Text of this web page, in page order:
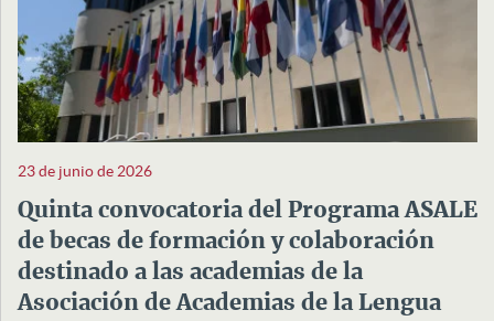
23 de junio de 2026
Quinta convocatoria del Programa ASALE
de becas de formación y colaboración
destinado a las academias de la
Asociación de Academias de la Lengua